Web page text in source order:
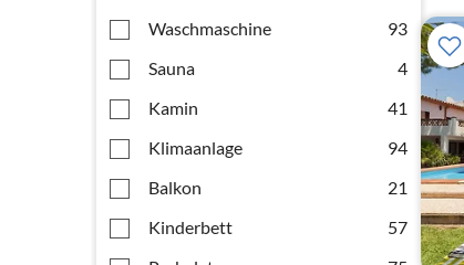
Waschmaschine
93
Sauna
4
Kamin
41
Klimaanlage
94
Balkon
21
Kinderbett
57